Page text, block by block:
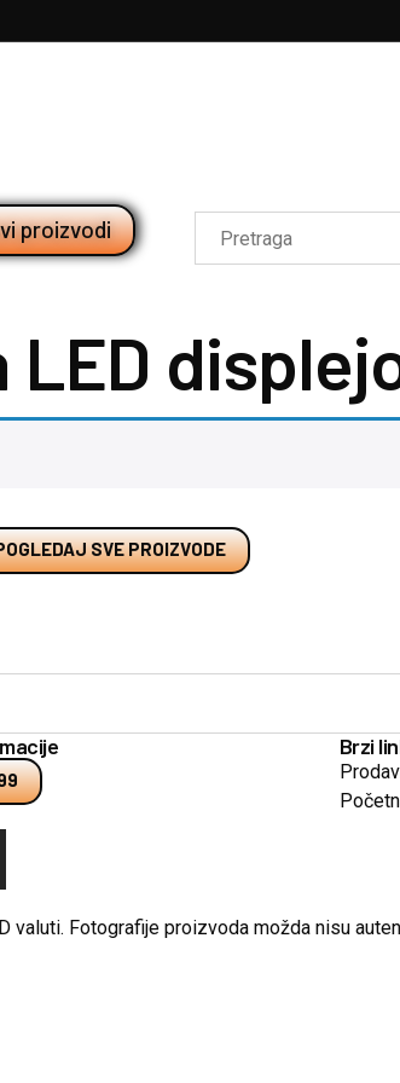
proizvodi
LED
SVE PROIZVODE
Brzi
valuti. Fotografije proizvoda možda nisu